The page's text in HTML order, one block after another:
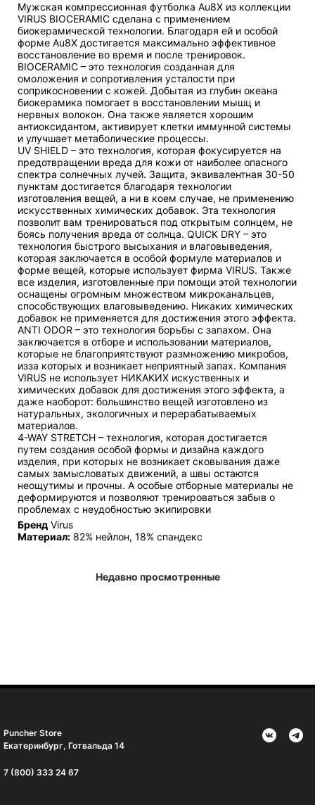
Мужская компрессионная футболка Au8X из коллекции
VIRUS BIOCERAMIC сделана с применением
биокерамической технологии. Благодаря ей и особой
форме Au8X достигается максимально эффективное
восстановление во время и после тренировок.
BIOCERAMIC – это технология созданная для
омоложения и сопротивления усталости при
соприкосновении с кожей. Добытая из глубин океана
биокерамика помогает в восстановлении мышц и
нервных волокон. Она также является хорошим
антиоксидантом, активирует клетки иммунной системы
и улучшает метаболические процессы.
UV SHIELD – это технология, которая фокусируется на
предотвращении вреда для кожи от наиболее опасного
спектра солнечных лучей. Защита, эквивалентная 30-50
пунктам достигается благодаря технологии
изготовления вещей, а ни в коем случае, не применению
искусственных химических добавок. Эта технология
позволит вам тренироваться под открытым солнцем, не
боясь получения вреда от солнца. QUICK DRY – это
технология быстрого высыхания и влаговыведения,
которая заключается в особой формуле материалов и
форме вещей, которые использует фирма VIRUS. Также
все изделия, изготовленные при помощи этой технологии
оснащены огромным множеством микроканальцев,
способствующих влаговыведению. Никаких химических
добавок не применяется для достижения этого эффекта.
ANTI ODOR – это технология борьбы с запахом. Она
заключается в отборе и использовании материалов,
которые не благоприятствуют размножению микробов,
изза которых и возникает неприятный запах. Компания
VIRUS не использует НИКАКИХ искуственных и
химических добавок для достижения этого эффекта, а
даже наоборот: большинство вещей изготовлено из
натуральных, экологичных и перерабатываемых
материалов.
4-WAY STRETCH – технология, которая достигается
путем создания особой формы и дизайна каждого
изделия, при которых не возникает сковывания даже
самых замысловатых движений, а швы остаются
неощутимы и прочны. А особые отборные материалы не
деформируются и позволяют тренироваться забыв о
проблемах с неудобностью экипировки
Бренд Virus
Материал: 82% нейлон, 18% спандекс
Недавно просмотренные
Puncher Store
Екатеринбург, Готвальда 14
7 (800) 333 24 67